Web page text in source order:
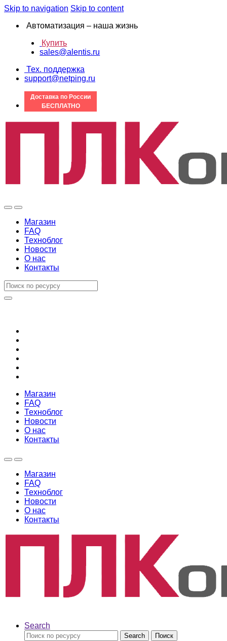
Skip to navigation Skip to content
Автоматизация – наша жизнь
Купить
sales@alentis.ru
Тех. поддержка
support@netping.ru
Доставка по России
БЕСПЛАТНО
Магазин
FAQ
Техноблог
Новости
О нас
Контакты
Магазин
FAQ
Техноблог
Новости
О нас
Контакты
Магазин
FAQ
Техноблог
Новости
О нас
Контакты
Search
Search Поиск